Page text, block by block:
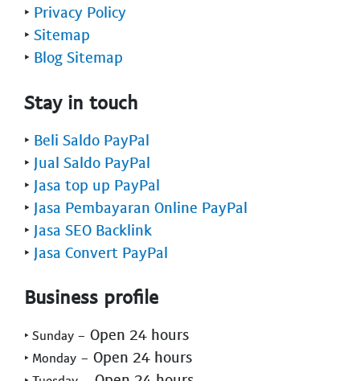
‣ Privacy Policy
‣ Sitemap
‣ Blog Sitemap
Stay in touch
‣ Beli Saldo PayPal
‣ Jual Saldo PayPal
‣ Jasa top up PayPal
‣ Jasa Pembayaran Online PayPal
‣ Jasa SEO Backlink
‣ Jasa Convert PayPal
Business profile
‣ Sunday - Open 24 hours
‣ Monday - Open 24 hours